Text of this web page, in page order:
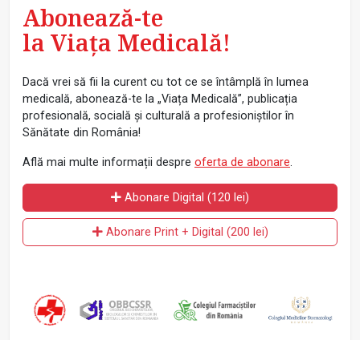
Abonează-te
la Viața Medicală!
Dacă vrei să fii la curent cu tot ce se întâmplă în lumea
medicală, abonează-te la „Viața Medicală”, publicația
profesională, socială și culturală a profesioniștilor în
Sănătate din România!
Află mai multe informații despre oferta de abonare.
Abonare Digital (120 lei)
Abonare Print + Digital (200 lei)